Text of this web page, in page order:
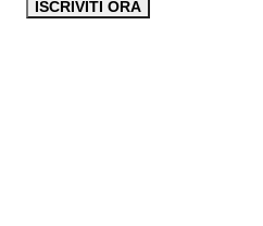
ISCRIVITI ORA